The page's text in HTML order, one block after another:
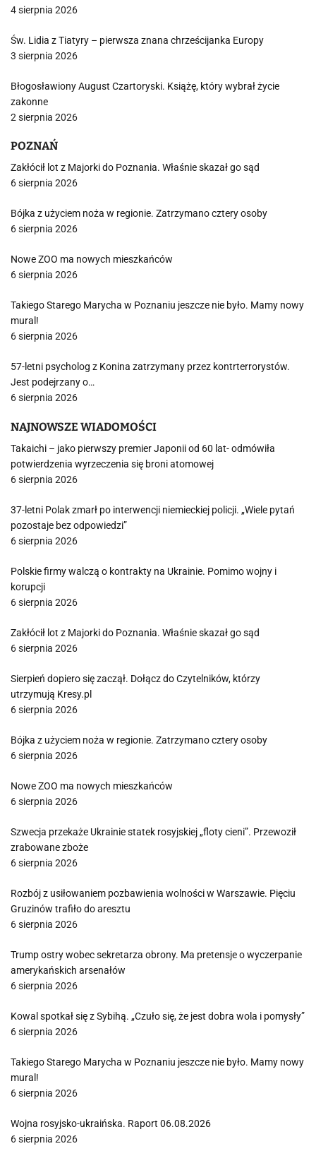
4 sierpnia 2026
Św. Lidia z Tiatyry – pierwsza znana chrześcijanka Europy
3 sierpnia 2026
Błogosławiony August Czartoryski. Książę, który wybrał życie
zakonne
2 sierpnia 2026
POZNAŃ
Zakłócił lot z Majorki do Poznania. Właśnie skazał go sąd
6 sierpnia 2026
Bójka z użyciem noża w regionie. Zatrzymano cztery osoby
6 sierpnia 2026
Nowe ZOO ma nowych mieszkańców
6 sierpnia 2026
Takiego Starego Marycha w Poznaniu jeszcze nie było. Mamy nowy
mural!
6 sierpnia 2026
57-letni psycholog z Konina zatrzymany przez kontrterrorystów.
Jest podejrzany o…
6 sierpnia 2026
NAJNOWSZE WIADOMOŚCI
Takaichi – jako pierwszy premier Japonii od 60 lat- odmówiła
potwierdzenia wyrzeczenia się broni atomowej
6 sierpnia 2026
37-letni Polak zmarł po interwencji niemieckiej policji. „Wiele pytań
pozostaje bez odpowiedzi”
6 sierpnia 2026
Polskie firmy walczą o kontrakty na Ukrainie. Pomimo wojny i
korupcji
6 sierpnia 2026
Zakłócił lot z Majorki do Poznania. Właśnie skazał go sąd
6 sierpnia 2026
Sierpień dopiero się zaczął. Dołącz do Czytelników, którzy
utrzymują Kresy.pl
6 sierpnia 2026
Bójka z użyciem noża w regionie. Zatrzymano cztery osoby
6 sierpnia 2026
Nowe ZOO ma nowych mieszkańców
6 sierpnia 2026
Szwecja przekaże Ukrainie statek rosyjskiej „floty cieni”. Przewoził
zrabowane zboże
6 sierpnia 2026
Rozbój z usiłowaniem pozbawienia wolności w Warszawie. Pięciu
Gruzinów trafiło do aresztu
6 sierpnia 2026
Trump ostry wobec sekretarza obrony. Ma pretensje o wyczerpanie
amerykańskich arsenałów
6 sierpnia 2026
Kowal spotkał się z Sybihą. „Czuło się, że jest dobra wola i pomysły”
6 sierpnia 2026
Takiego Starego Marycha w Poznaniu jeszcze nie było. Mamy nowy
mural!
6 sierpnia 2026
Wojna rosyjsko-ukraińska. Raport 06.08.2026
6 sierpnia 2026